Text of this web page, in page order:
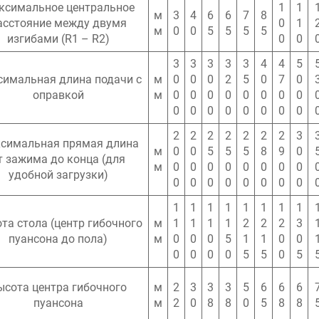
центральное
между двумя
изгибами (R1 – R2)
м
м
3
0
4
0
6
5
6
5
7
5
8
5
1
0
0
1
1
0
1
длина подачи с
оправкой
м
м
3
0
0
0
3
0
0
0
3
0
0
0
3
2
0
0
3
5
0
0
4
0
0
0
4
7
0
0
5
0
0
0
прямая длина
зажима до конца (для
удобной загрузки)
м
м
2
0
0
0
2
0
0
0
2
5
0
0
2
5
0
0
2
5
0
0
2
8
0
0
2
9
0
0
3
0
0
0
стола (центр гибочного
пуансона до пола)
м
м
1
1
0
0
1
1
0
0
1
1
0
0
1
1
5
0
1
2
1
5
1
2
1
5
1
2
0
0
1
3
0
5
1
1
1
центра гибочного
пуансона
м
м
2
2
3
0
3
8
3
8
5
0
6
5
6
8
6
8